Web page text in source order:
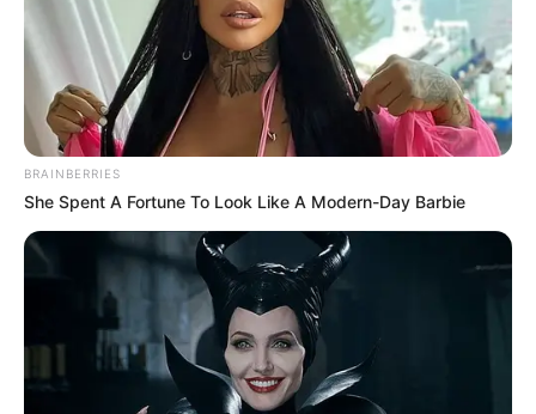
BRAINBERRIES
She Spent A Fortune To Look Like A Modern-Day Barbie